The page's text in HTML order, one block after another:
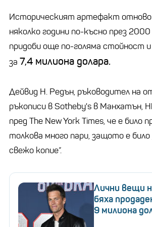
Историческият артефакт
няколко години по-късно през
придоби още по-голяма стойност
за 7,4 милиона долара.
Дейвид Н. Редън, ръководител на
ръкописи в Sotheby's в Манхатън,
пред The ​​New York Times, че е било
толкова много пари, защото е било
свежо копие“.
Лични вещи
бяха
9 милиона